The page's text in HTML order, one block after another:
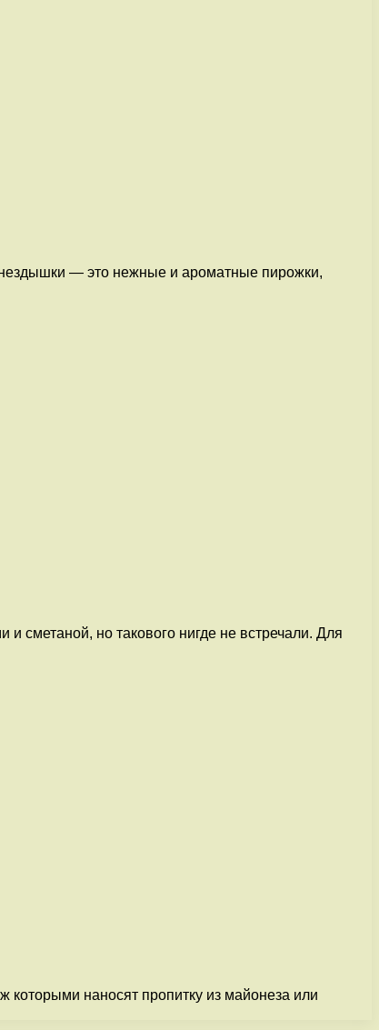
— это нежные и ароматные пирожки,
сметаной, но такового нигде не встречали. Для
которыми наносят пропитку из майонеза или